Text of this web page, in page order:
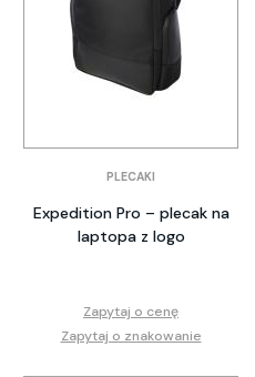
PLECAKI
Expedition Pro – plecak na
laptopa z logo
Zapytaj o cenę
Zapytaj o znakowanie